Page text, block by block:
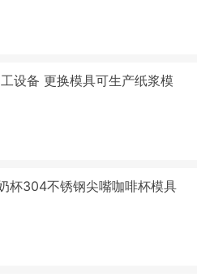
设备 更换模具可生产纸浆模
杯304不锈钢尖嘴咖啡杯模具